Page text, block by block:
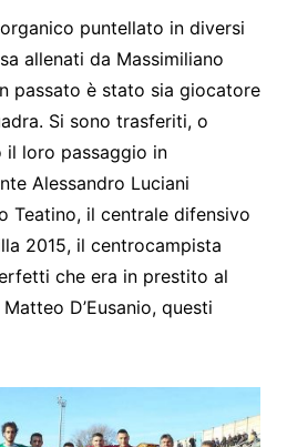
puntellato in diversi
allenati da Massimiliano
passato è stato sia giocatore
Si sono trasferiti, o
il loro passaggio in
Alessandro Luciani
Teatino, il centrale difensivo
2015, il centrocampista
che era in prestito al
D’Eusanio, questi